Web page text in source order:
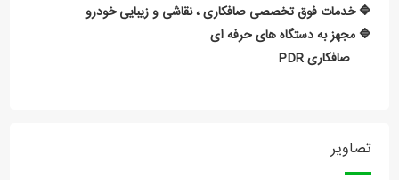
🔷 خدمات فوق تخصصی صافکاری ، نقاشی و زیبایی خودرو
🔷 مجهز به دستگاه های حرفه ای
صافکاری PDR
تصاویر